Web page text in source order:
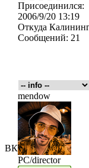
ВК
Присоединился:
2006/9/20 13:19
Откуда
Сообщений: 21
mendow
PC/director